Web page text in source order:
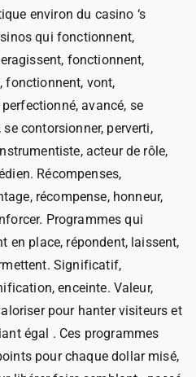
environ du casino ‘s
qui fonctionnent,
fonctionnent,
fonctionnent, vont,
avancé, se
contorsionner, perverti,
acteur de rôle,
Récompenses,
récompense, honneur,
Programmes qui
en place, répondent, laissent,
Significatif,
enceinte. Valeur,
pour hanter visiteurs et
égal . Ces programmes
pour chaque dollar misé,